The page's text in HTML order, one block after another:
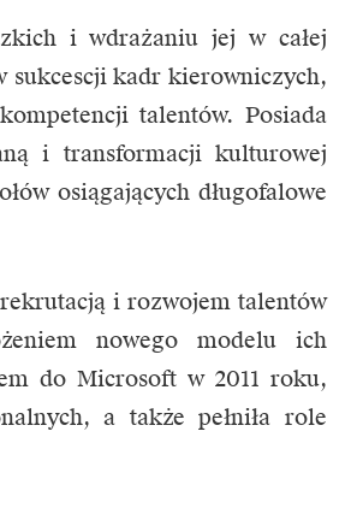
i wdrażaniu jej w całej
kadr kierowniczych,
talentów. Posiada
i transformacji kulturowej
osiągających długofalowe
i rozwojem talentów
nowego modelu ich
do Microsoft w 2011 roku,
a także pełniła role